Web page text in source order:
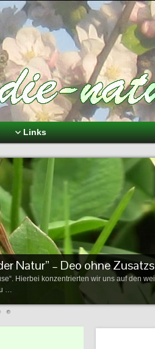
Links
Natur” – Deo ohne
Hierbei konzentrierten wir uns auf den
…